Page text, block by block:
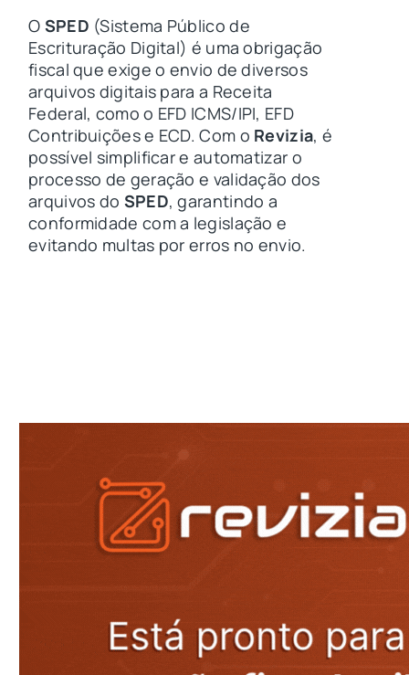
O SPED (Sistema Público de
Escrituração Digital) é uma obrigação
fiscal que exige o envio de diversos
arquivos digitais para a Receita
Federal, como o EFD ICMS/IPI, EFD
Contribuições e ECD. Com o Revizia, é
possível simplificar e automatizar o
processo de geração e validação dos
arquivos do SPED, garantindo a
conformidade com a legislação e
evitando multas por erros no envio.